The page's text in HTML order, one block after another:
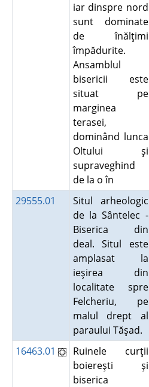
iar dinspre nord
sunt dominate
de înălţimi
împădurite.
Ansamblul
bisericii este
situat pe
marginea
terasei,
dominând lunca
Oltului şi
supraveghind
de la o în
29555.01
Situl arheologic
de la Sântelec -
Biserica din
deal. Situl este
amplasat la
ieşirea din
localitate spre
Felcheriu, pe
malul drept al
paraului Tăşad.
16463.01
Ruinele curţii
boiereşti şi
biserica